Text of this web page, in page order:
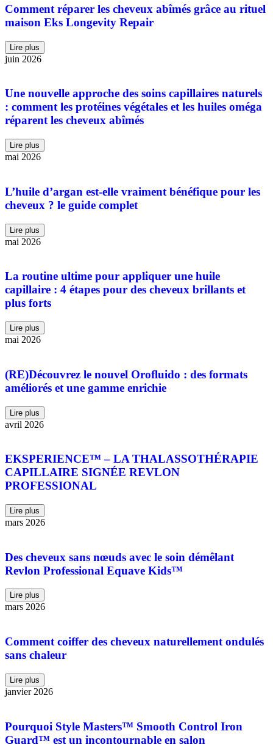
Comment réparer les cheveux abîmés grâce au rituel
maison Eks Longevity Repair
Lire plus
juin 2026
Une nouvelle approche des soins capillaires naturels
: comment les protéines végétales et les huiles oméga
réparent les cheveux abîmés
Lire plus
mai 2026
L’huile d’argan est-elle vraiment bénéfique pour les
cheveux ? le guide complet
Lire plus
mai 2026
La routine ultime pour appliquer une huile
capillaire : 4 étapes pour des cheveux brillants et
plus forts
Lire plus
mai 2026
(RE)Découvrez le nouvel Orofluido : des formats
améliorés et une gamme enrichie
Lire plus
avril 2026
EKSPE RIENCE™ – LA THALASSOTHÉRAPIE
CAPILLAIRE SIGNÉE REVLON
PROFESSIONAL
Lire plus
mars 2026
Des cheveux sans nœuds avec le soin démêlant
Revlon Professional Equave Kids™
Lire plus
mars 2026
Comment coiffer des cheveux naturellement ondulés
sans chaleur
Lire plus
janvier 2026
Pourquoi Style Masters™ Smooth Control Iron
Guard™ est un incontournable en salon